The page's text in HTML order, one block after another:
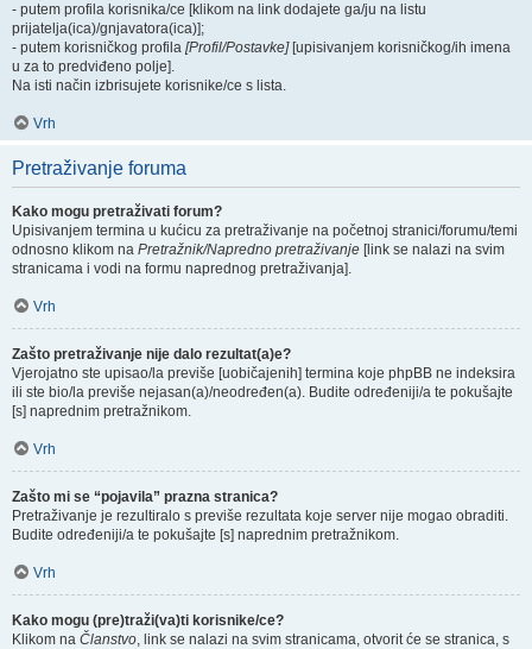
- putem profila korisnika/ce [klikom na link dodajete ga/ju na listu
prijatelja(ica)/gnjavatora(ica)];
- putem korisničkog profila [Profil/Postavke][upisivanjem korisničkog/ih imena
u za to predviđeno polje].
Na isti način izbrisujete korisnike/ce s lista.
Vrh
Pretraživanje foruma
Kako mogu pretraživati forum?
Upisivanjem termina u kućicu za pretraživanje na početnoj stranici/forumu/temi
odnosno klikom na Pretražnik/Napredno pretraživanje [link se nalazi na svim
stranicama i vodi na formu naprednog pretraživanja].
Vrh
Zašto pretraživanje nije dalo rezultat(a)e?
Vjerojatno ste upisao/la previše [uobičajenih] termina koje phpBB ne indeksira
ili ste bio/la previše nejasan(a)/neodređen(a). Budite određeniji/a te pokušajte
[s] naprednim pretražnikom.
Vrh
Zašto mi se “pojavila” prazna stranica?
Pretraživanje je rezultiralo s previše rezultata koje server nije mogao obraditi.
Budite određeniji/a te pokušajte [s] naprednim pretražnikom.
Vrh
Kako mogu (pre)traži(va)ti korisnike/ce?
Klikom na Članstvo, link se nalazi na svim stranicama, otvorit će se stranica, s